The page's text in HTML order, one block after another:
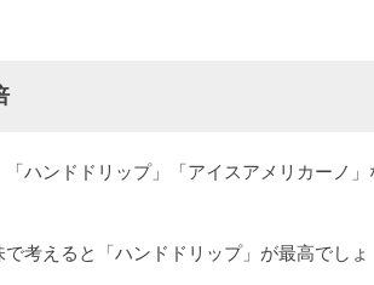
ハンドドリップ」「アイスアメリカーノ」
考えると「ハンドドリップ」が最高でしょ